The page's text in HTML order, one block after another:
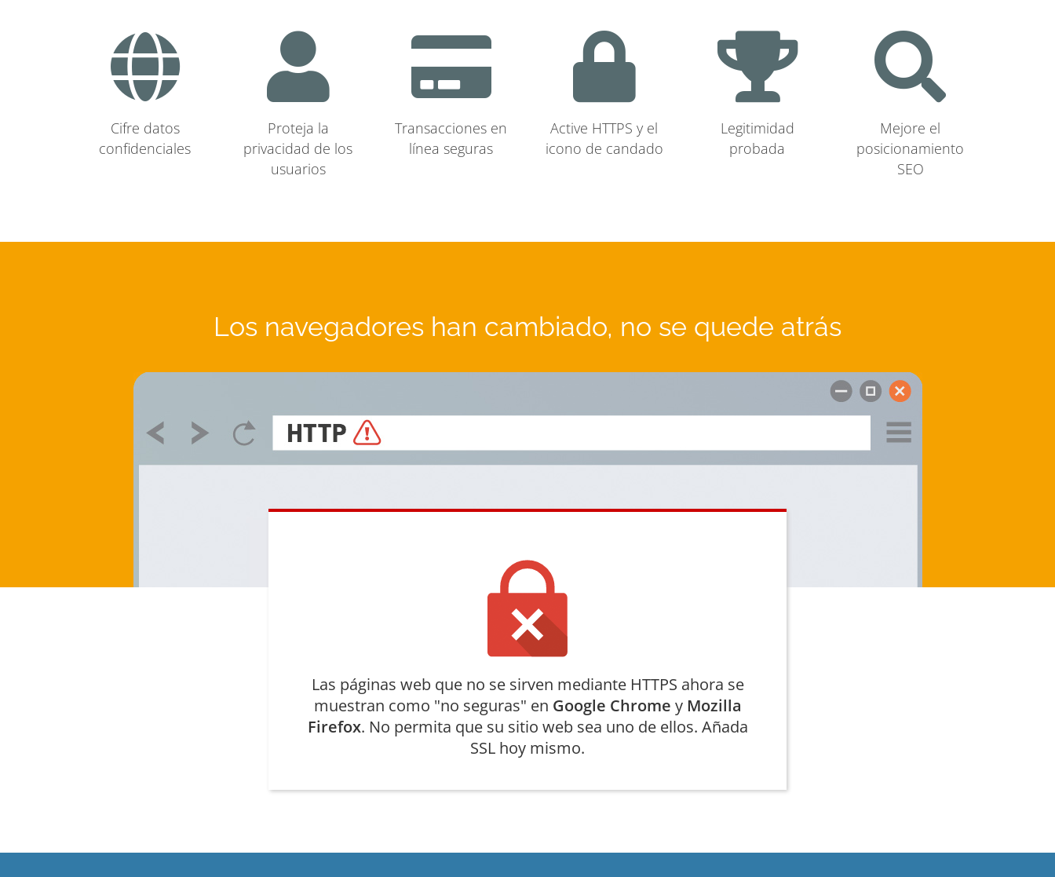
Cifre datos
confidenciales
Proteja la
privacidad de los
usuarios
Transacciones en
línea seguras
Active HTTPS y el
icono de candado
Legitimidad
probada
Mejore el
posicionamiento
SEO
Los navegadores han cambiado, no se quede atrás
Las páginas web que no se sirven mediante HTTPS ahora se
muestran como "no seguras" en Google Chrome y Mozilla
Firefox. No permita que su sitio web sea uno de ellos. Añada
SSL hoy mismo.